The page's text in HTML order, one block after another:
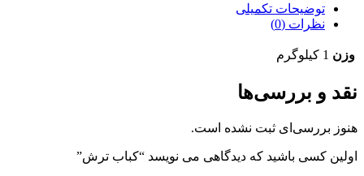
توضیحات تکمیلی
نظرات (0)
وزن 1 کیلوگرم
نقد و بررسی‌ها
هنوز بررسی‌ای ثبت نشده است.
اولین کسی باشید که دیدگاهی می نویسد “کباب ترش”